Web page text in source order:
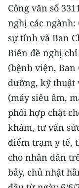
Media Thế giới
Media Thể thao
Media Giáo dục
Media Y tế
Media Khoa học
Media Môi
Ảnh
Infographic
Công văn số
nghị các ngành:
sự tỉnh và Ban
Biên đề nghị
(bệnh viện, Ban
dưỡng, kỹ thuật
(máy siêu âm,
phối hợp chặt
khám, tư vấn
điểm trạm y tế,
cho nhân dân
bảy, chủ nhật